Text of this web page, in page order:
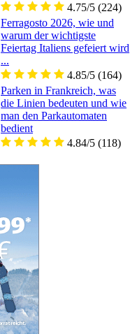
4.75/5 (224)
Ferragosto 2026, wie und
warum der wichtigste
Feiertag Italiens gefeiert wird
...
4.85/5 (164)
Parken in Frankreich, was
die Linien bedeuten und wie
man den Parkautomaten
bedient
4.84/5 (118)